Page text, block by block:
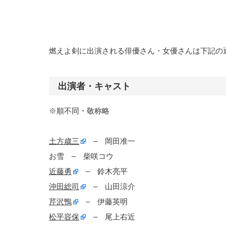
燃えよ剣に出演される俳優さん・女優さんは下記の
出演者・キャスト
※順不同・敬称略
土方歳三
– 岡田准一
お雪 – 柴咲コウ
近藤勇
– 鈴木亮平
沖田総司
– 山田涼介
芹沢鴨
– 伊藤英明
松平容保
– 尾上右近